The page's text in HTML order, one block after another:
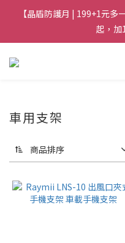
【晶盾防護月 | 199+1元多
起，加
車用支架
商品排序